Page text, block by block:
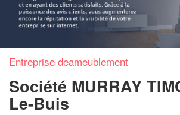
Entreprise deameublement
Société MURRAY
Le-Buis